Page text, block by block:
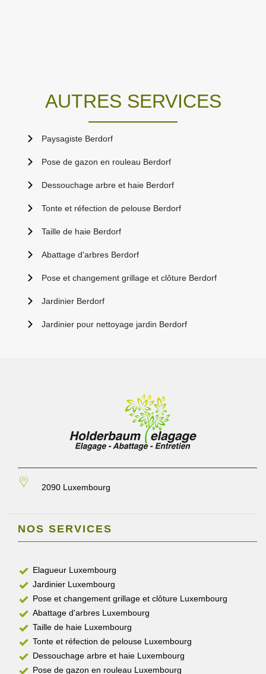
AUTRES SERVICES
Paysagiste Berdorf
Pose de gazon en rouleau Berdorf
Dessouchage arbre et haie Berdorf
Tonte et réfection de pelouse Berdorf
Taille de haie Berdorf
Abattage d'arbres Berdorf
Pose et changement grillage et clôture Berdorf
Jardinier Berdorf
Jardinier pour nettoyage jardin Berdorf
2090 Luxembourg
NOS SERVICES
Elagueur Luxembourg
Jardinier Luxembourg
Pose et changement grillage et clôture Luxembourg
Abattage d'arbres Luxembourg
Taille de haie Luxembourg
Tonte et réfection de pelouse Luxembourg
Dessouchage arbre et haie Luxembourg
Pose de gazon en rouleau Luxembourg